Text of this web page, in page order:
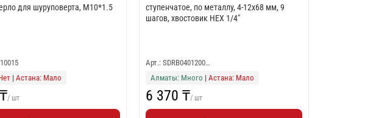
для шуруповерта, M10*1.5
|Астана: Мало
/ шт
ступенчатое, по металлу, 4-12x68 мм, 9
шагов, хвостовик HEX 1/4"
Арт.: SDRB0401200…
Алматы: Много | Астана: Мало
6 370 ₸/ шт